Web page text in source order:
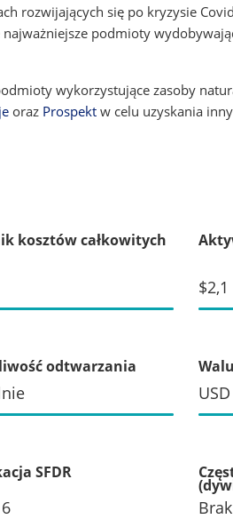
rozwijających się po kryzysie
podmioty
wykorzystujące zasoby
oraz Prospekt w celu uzyskania
kosztów całkowitych
odtwarzania
USD
SFDR
Brak